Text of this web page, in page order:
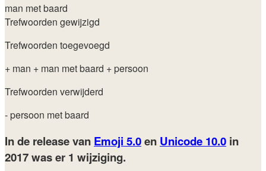
man met baard
Trefwoorden gewijzigd
Trefwoorden toegevoegd
+ man + man met baard + persoon
Trefwoorden verwijderd
- persoon met baard
In de release van Emoji 5.0en Unicode 10.0 in
2017was er 1 wijziging.